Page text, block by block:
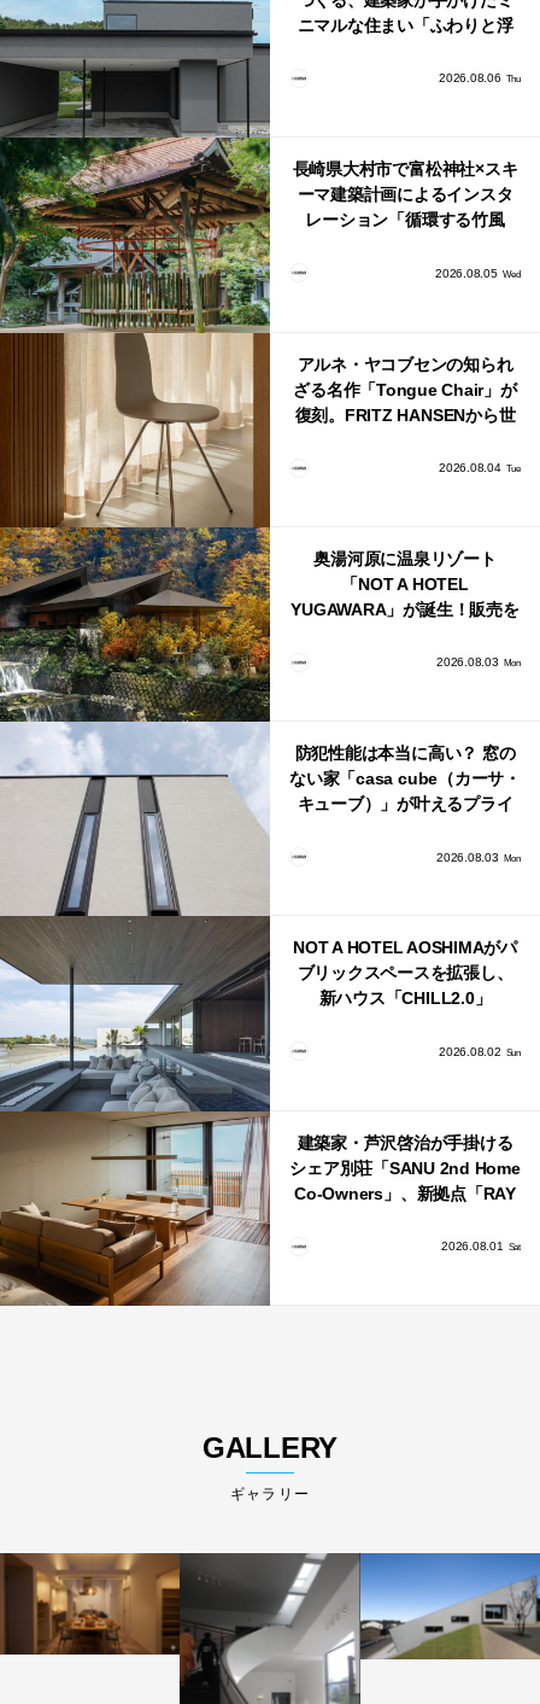
ニマルな住まい「ふわりと浮
2026.08.06 Thu
長崎県大村市で富松神社×スキ
ーマ建築計画によるインスタ
レーション「循環する竹風
2026.08.05 Wed
アルネ・ヤコブセンの知られ
ざる名作「Tongue Chair」が
復刻。FRITZ HANSENから世
2026.08.04 Tue
奥湯河原に温泉リゾート
「NOT A HOTEL
YUGAWARA」が誕生！販売を
2026.08.03 Mon
防犯性能は本当に高い？ 窓の
ない家「casa cube（カーサ・
キューブ）」が叶えるプライ
2026.08.03 Mon
NOT A HOTEL AOSHIMAがパ
ブリックスペースを拡張し、
新ハウス「CHILL2.0」
2026.08.02 Sun
建築家・芦沢啓治が手掛ける
シェア別荘「SANU 2nd Home
Co-Owners」、新拠点「RAY
2026.08.01 Sat
GALLERY
ギャラリー